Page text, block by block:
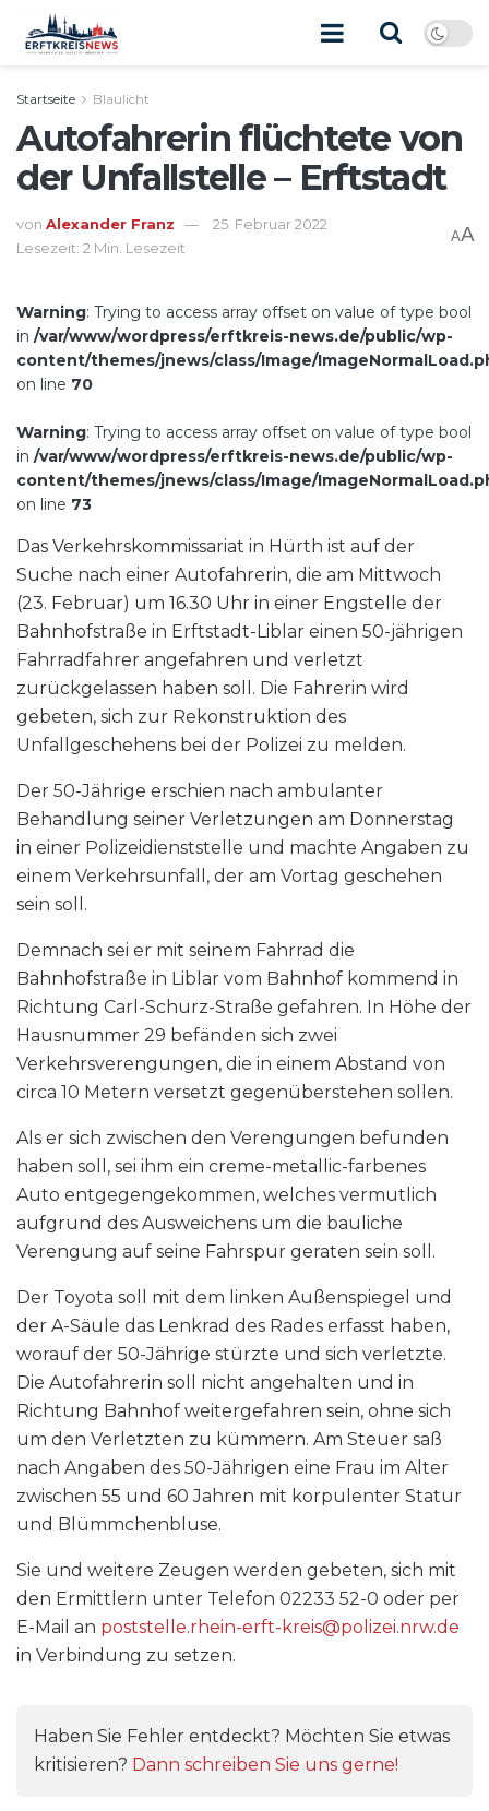
Startseite Blaulicht
Autofahrerin flüchtete von
der Unfallstelle – Erftstadt
von Alexander Franz
25. Februar 2022
Lesezeit: 2 Min. Lesezeit
AA
Warning: Trying to access array offset on value of type bool
in /var/www/wordpress/erftkreis-news.de/public/wp-
content/themes/jnews/class/Image/
on line 70
Warning: Trying to access array offset on value of type bool
in /var/www/wordpress/erftkreis-news.de/public/wp-
content/themes/jnews/class/Image/
on line 73
Das Verkehrskommissariat in Hürth ist auf der
Suche nach einer Autofahrerin, die am Mittwoch
(23. Februar) um 16.30 Uhr in einer Engstelle der
Bahnhofstraße in Erftstadt-Liblar einen 50-jährigen
Fahrradfahrer angefahren und verletzt
zurückgelassen haben soll. Die Fahrerin wird
gebeten, sich zur Rekonstruktion des
Unfallgeschehens bei der Polizei zu melden.
Der 50-Jährige erschien nach ambulanter
Behandlung seiner Verletzungen am Donnerstag
in einer Polizeidienststelle und machte Angaben zu
einem Verkehrsunfall, der am Vortag geschehen
sein soll.
Demnach sei er mit seinem Fahrrad die
Bahnhofstraße in Liblar vom Bahnhof kommend in
Richtung Carl-Schurz-Straße gefahren. In Höhe der
Hausnummer 29 befänden sich zwei
Verkehrsverengungen, die in einem Abstand von
circa 10 Metern versetzt gegenüberstehen sollen.
Als er sich zwischen den Verengungen befunden
haben soll, sei ihm ein creme-metallic-farbenes
Auto entgegengekommen, welches vermutlich
aufgrund des Ausweichens um die bauliche
Verengung auf seine Fahrspur geraten sein soll.
Der Toyota soll mit dem linken Außenspiegel und
der A-Säule das Lenkrad des Rades erfasst haben,
worauf der 50-Jährige stürzte und sich verletzte.
Die Autofahrerin soll nicht angehalten und in
Richtung Bahnhof weitergefahren sein, ohne sich
um den Verletzten zu kümmern. Am Steuer saß
nach Angaben des 50-Jährigen eine Frau im Alter
zwischen 55 und 60 Jahren mit korpulenter Statur
und Blümmchenbluse.
Sie und weitere Zeugen werden gebeten, sich mit
den Ermittlern unter Telefon 02233 52-0 oder per
E-Mail an poststelle.rhein-erft-kreis@polizei.nrw.de
in Verbindung zu setzen.
Haben Sie Fehler entdeckt? Möchten Sie etwas
kritisieren? Dann schreiben Sie uns gerne!